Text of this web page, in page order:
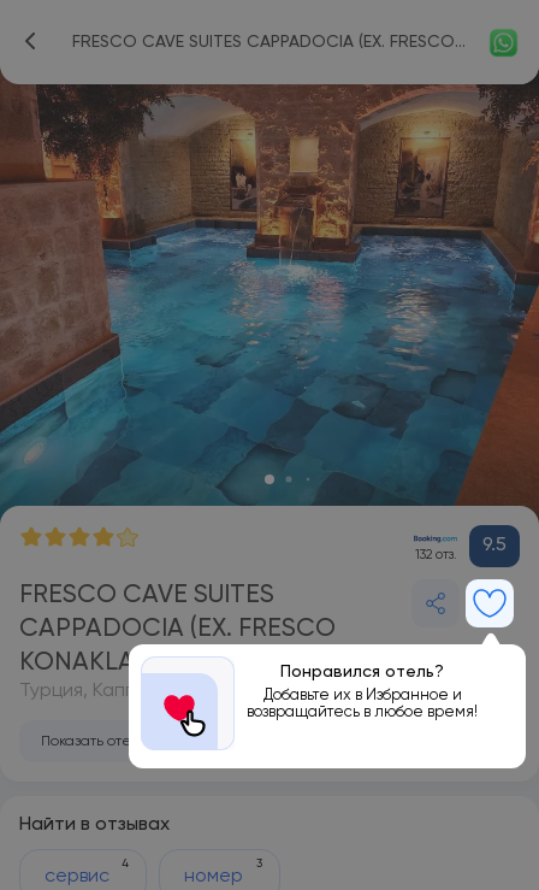
FRESCO CAVE SUITES CAPPADOCIA (EX. FRESCO KONAKLARI) 4*
132 отз. 9.5
FRESCO CAVE SUITES
CAPPADOCIA (EX. FRESCO
KONAKLARI) 4*
Понравился отель?
Добавьте их в Избранное и
возвращайтесь в любое время!
Турция, Каппадокия
Показать отель на карте
Найти в отзывах
сервис
4
номер
3